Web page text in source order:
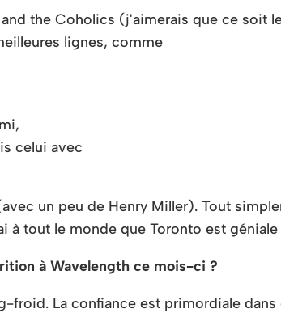
the Coholics (j'aimerais que ce
lignes, comme
celui avec
un peu de Henry Miller). Tout
à tout le monde que Toronto est géniale
à Wavelength ce mois-ci ?
froid. La confiance est primordiale dans